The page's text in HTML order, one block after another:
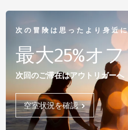
次の冒険は思ったより身近に
最大25%オフ
次回のご滞在はアウトリガーへ
空室状況を確認